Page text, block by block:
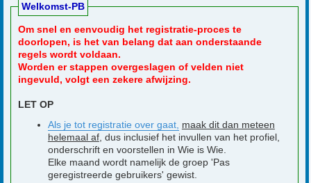
Welkomst-PB
Om snel en eenvoudig het registratie-proces te
doorlopen, is het van belang dat aan onderstaande
regels wordt voldaan.
Worden er stappen overgeslagen of velden niet
ingevuld, volgt een zekere afwijzing.
LET OP
Als je tot registratie over gaat, maak dit dan meteen
helemaal af, dus inclusief het invullen van het profiel,
onderschrift en voorstellen in Wie is Wie.
Elke maand wordt namelijk de groep 'Pas
geregistreerde gebruikers' gewist.